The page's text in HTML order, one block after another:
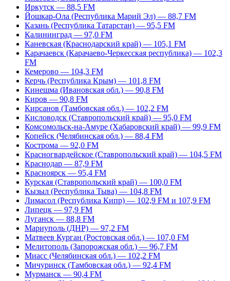
Иркутск — 88,5 FM
Йошкар-Ола (Республика Марий Эл) — 88,7 FM
Казань (Республика Татарстан) — 95,5 FM
Калининград — 97,0 FM
Каневская (Краснодарский край) — 105,1 FM
Карачаевск (Карачаево-Черкесская республика) — 102,3
FM
Кемерово — 104,3 FM
Керчь (Республика Крым) — 101,8 FM
Кинешма (Ивановская обл.) — 90,8 FM
Киров — 90,8 FM
Кирсанов (Тамбовская обл.) — 102,2 FM
Кисловодск (Ставропольский край) — 95,0 FM
Комсомольск-на-Амуре (Хабаровский край) — 99,9 FM
Копейск (Челябинская обл.) — 88,4 FM
Кострома — 92,0 FM
Красногвардейское (Ставропольский край) — 104,5 FM
Краснодар — 87,9 FM
Красноярск — 95,4 FM
Курская (Ставропольский край) — 100,0 FM
Кызыл (Республика Тыва) — 104,8 FM
Лимасол (Республика Кипр) — 102,9 FM и 107,9 FM
Липецк — 97,9 FM
Луганск — 88,8 FM
Мариуполь (ДНР) — 97,2 FM
Матвеев Курган (Ростовская обл.) — 107,0 FM
Мелитополь (Запорожская обл.) — 96,7 FM
Миасс (Челябинская обл.) — 102,2 FM
Мичуринск (Тамбовская обл.) — 92,4 FM
Мурманск — 90,4 FM